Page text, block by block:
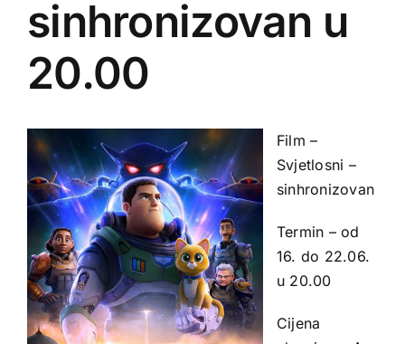
sinhronizovan u
20.00
Film –
Svjetlosni –
sinhronizovan
Termin – od
16. do 22.06.
u 20.00
Cijena